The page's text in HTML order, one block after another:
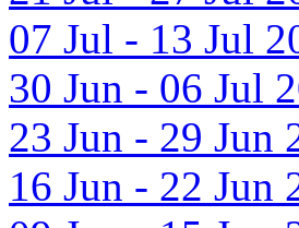
07 Jul - 13 Jul
30 Jun - 06 Jul
23 Jun - 29 Jun
16 Jun - 22 Jun